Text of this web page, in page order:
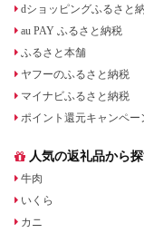
dショッピングふるさと
au PAY ふるさと納税
ふるさと本舗
ヤフーのふるさと納税
マイナビふるさと納税
ポイント還元キャンペー
人気の返礼品から
牛肉
いくら
カニ